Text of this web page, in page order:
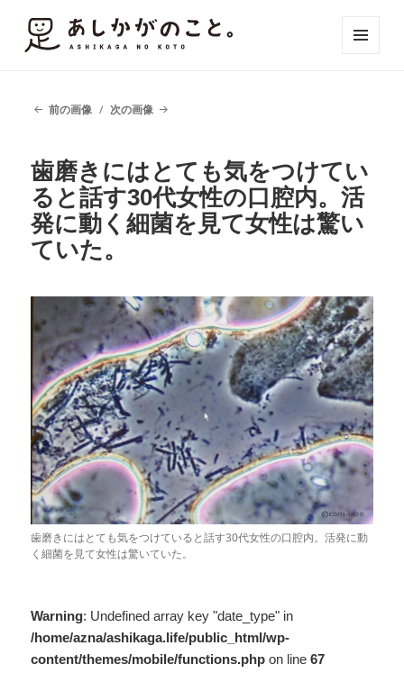
前の画像 次の画像
歯磨きにはとても気をつけてい
ると話す30代女性の口腔内。活
発に動く細菌を見て女性は驚い
ていた。
歯磨きにはとても気をつけていると話す30代女性の口腔内。活発に動
く細菌を見て女性は驚いていた。
Warning: Undefined array key "date_type" in
/home/azna/ashikaga.life/public_html/wp-
content/themes/mobile/functions.php on line67